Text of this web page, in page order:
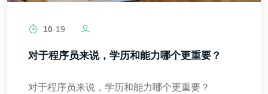
10-19
对于程序员来说，学历和能力哪个更重要？
对于程序员来说，学历和能力哪个更重要？